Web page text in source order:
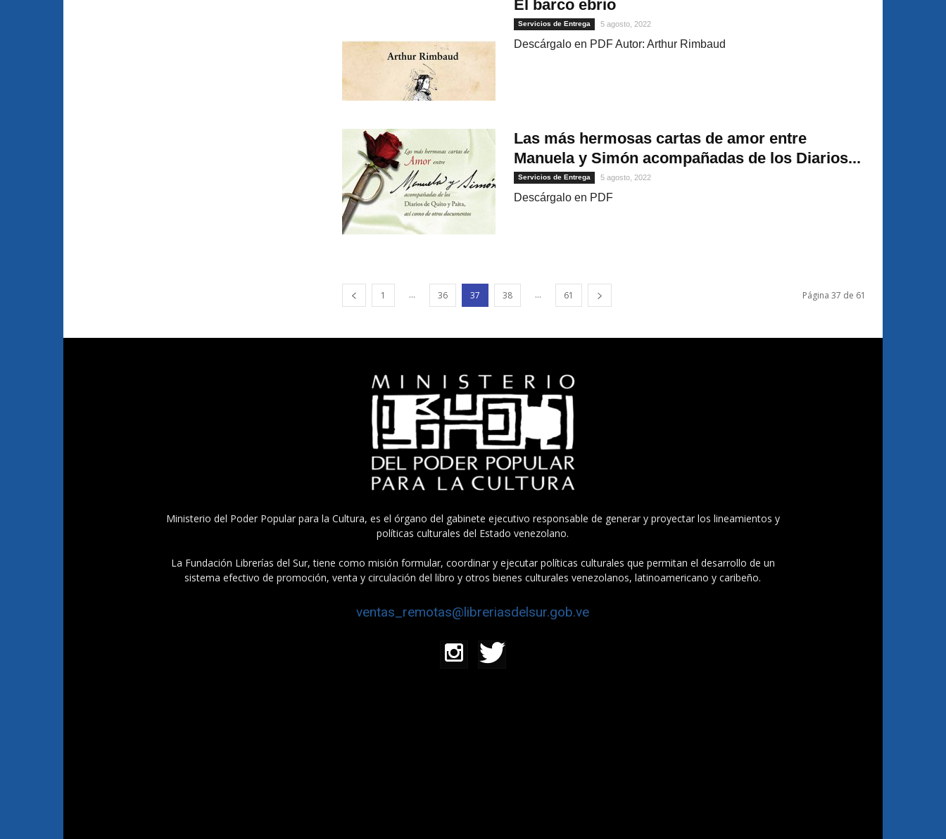
El barco ebrio
Servicios de Entrega 5 agosto, 2022
Descárgalo en PDF Autor: Arthur Rimbaud
Las más hermosas cartas de amor entre
Manuela y Simón acompañadas de los Diarios...
Servicios de Entrega 5 agosto, 2022
Descárgalo en PDF
1 ... 36 37 38 ... 61 Página 37 de 61
Ministerio del Poder Popular para la Cultura, es el órgano del gabinete ejecutivo responsable de generar y proyectar los lineamientos y
políticas culturales del Estado venezolano.
La Fundación Librerías del Sur, tiene como misión formular, coordinar y ejecutar políticas culturales que permitan el desarrollo de un
sistema efectivo de promoción, venta y circulación del libro y otros bienes culturales venezolanos, latinoamericano y caribeño.
ventas_remotas@libreriasdelsur.gob.ve